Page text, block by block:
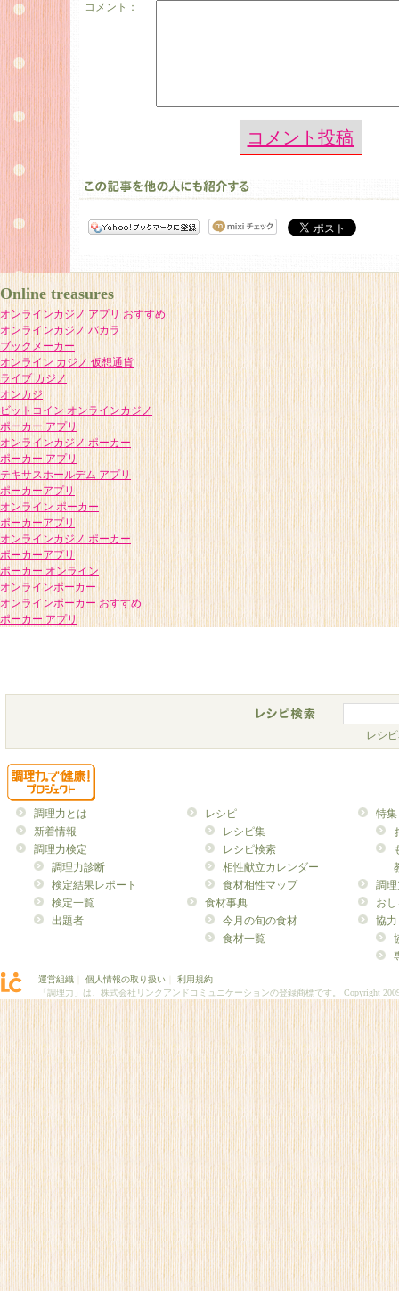
コメント：
コメント投稿
Online treasures
オンラインカジノ アプリ おすすめ
オンラインカジノ バカラ
ブックメーカー
オンライン カジノ 仮想通貨
ライブ カジノ
オンカジ
ビットコイン オンラインカジノ
ポーカー アプリ
オンラインカジノ ポーカー
ポーカー アプリ
テキサスホールデム アプリ
ポーカーアプリ
オンライン ポーカー
ポーカーアプリ
オンラインカジノ ポーカー
ポーカーアプリ
ポーカー オンライン
オンラインポーカー
オンラインポーカー おすすめ
ポーカー アプリ
レシ
調理力とは
新着情報
調理力検定
調理力診断
検定結果レポート
検定一覧
出題者
レシピ
レシピ集
レシピ検索
相性献立カレンダー
食材相性マップ
食材事典
今月の旬の食材
食材一覧
特集
調
お
協力
運営組織 個人情報の取り扱い
利用規約
「調理力」は、株式会社リンクアンドコミュニケーションの登録商標です。 Copyright